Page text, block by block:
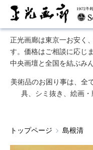
正光画廊は東京一お安く
す。価格はご相談に応じま
中央画壇と全国を結ぶみ
美術品のお困り事は、全
具、シミ抜き、絵画
トップページ 島根清